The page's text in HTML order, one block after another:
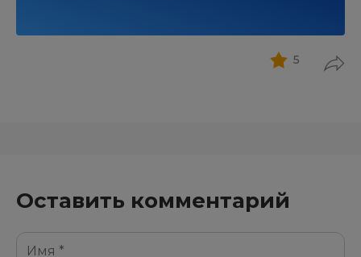
5
Оставить комментарий